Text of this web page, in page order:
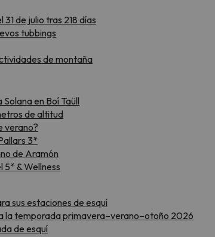
de julio tras 218 días
tubbings
de montaña
en Boí Taüll
de altitud
verano?
3*
de Aramón
5* & Wellness
sus estaciones de esquí
la temporada primavera–verano–otoño 2026
de esquí